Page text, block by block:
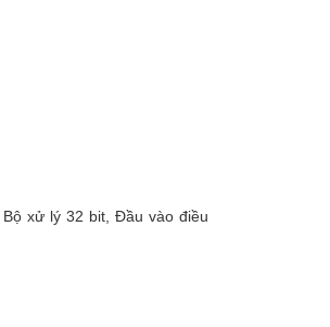
xử lý 32 bit, Đầu vào điều